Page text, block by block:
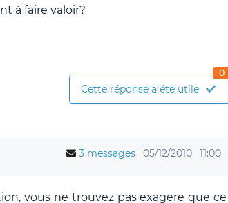
à faire valoir?
Cette réponse a été utile
0
3 messages 05/12/2010 11:00
vous ne trouvez pas exagere que ce